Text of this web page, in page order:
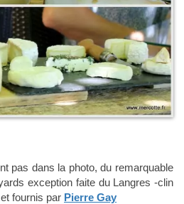
pas dans la photo, du remarquable
exception faite du Langres -clin
fournis par Pierre Gay